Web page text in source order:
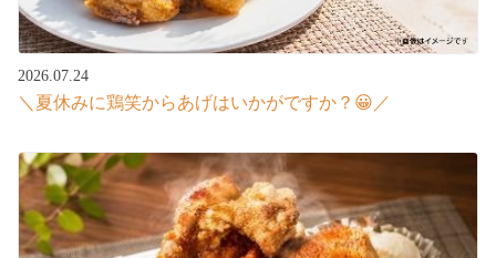
2026.07.24
＼夏休みに鶏笑からあげはいかがですか？😀／